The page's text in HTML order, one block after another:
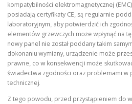
kompatybilności elektromagnetycznej
posiadają certyfikaty CE, są regularnie
laboratoryjnym, aby potwierdzić ich
elementów grzewczych może wpłynąć na
nowy panel nie został poddany takim
dokonaniu wymiany, urządzenie może
prawne, co w konsekwencji może
świadectwa zgodności oraz problemami w
technicznej.
Z tego powodu, przed przystąpieniem do